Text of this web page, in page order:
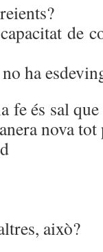
de
ha
fe és sal
nova tot
això?